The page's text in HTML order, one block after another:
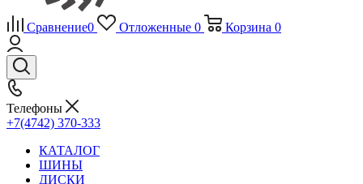
Сравнение0 Отложенные 0 Корзина 0
Телефоны
+7(4742) 370-333
КАТАЛОГ
ШИНЫ
ДИСКИ